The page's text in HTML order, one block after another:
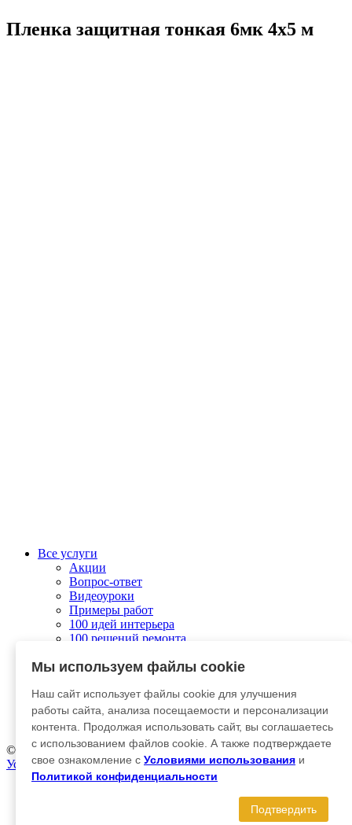
Пленка защитная тонкая 6мк 4х5 м
Все услуги
Акции
Вопрос-ответ
Видеоуроки
Примеры работ
100 идей интерьера
100 решений ремонта
О компании
Отправить заявку
Личный кабинет
Гарантия и возврат
© 2012-2025 Kraska-Dekor
Условия использования | Политика конфиденциальности
Мы используем файлы cookie
Наш сайт использует файлы cookie для улучшения
работы сайта, анализа посещаемости и персонализации
контента. Продолжая использовать сайт, вы соглашаетесь
с использованием файлов cookie. А также подтверждаете
свое ознакомление с Условиями использования и
Политикой конфиденциальности
Подтвердить